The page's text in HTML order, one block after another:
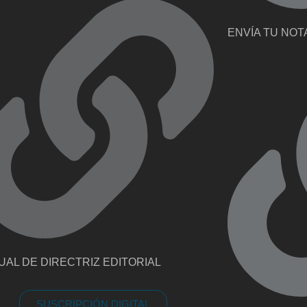
DE DIRECTRIZ EDITORIAL
SUSCRIPCIÓN DIGITAL
ENVÍA TU